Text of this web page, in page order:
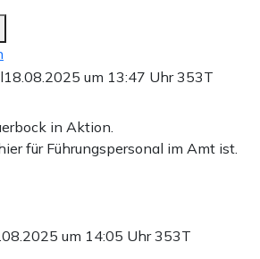
18.08.2025 um 13:47 Uhr353T
in Aktion.
für Führungspersonal im Amt ist.
um 14:05 Uhr353T